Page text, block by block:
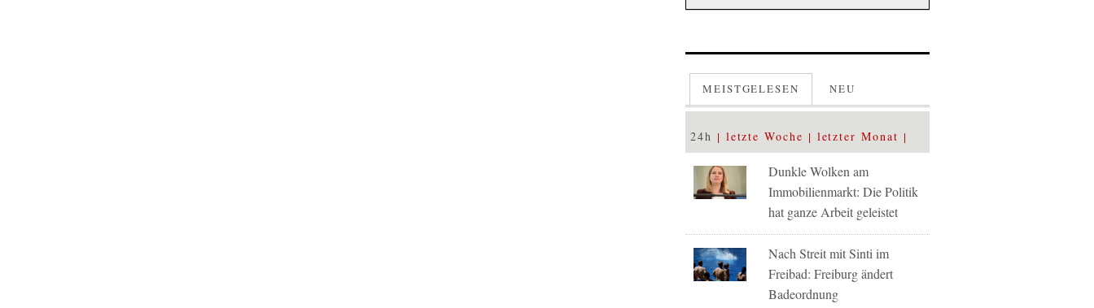
MEISTGELESEN NEU
24h letzte Woche letzter Monat
Dunkle Wolken am
Immobilienmarkt: Die Politik
hat ganze Arbeit geleistet
Nach Streit mit Sinti im
Freibad: Freiburg ändert
Badeordnung